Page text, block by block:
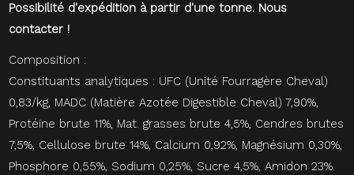
Possibilité d'expédition à partir d'une tonne. Nous
contacter !
Composition :
Constituants analytiques : UFC (Unité Fourragère Cheval)
0,83/kg, MADC (Matière Azotée Digestible Cheval) 7,90%,
Protéine brute 11%, Mat. grasses brute 4,5%, Cendres brutes
7,5%, Cellulose brute 14%, Calcium 0,92%, Magnésium 0,30%,
Phosphore 0,55%, Sodium 0,25%, Sucre 4,5%, Amidon 23%.